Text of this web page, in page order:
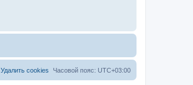
Часовой пояс: UTC+03:00
Удалить cookies